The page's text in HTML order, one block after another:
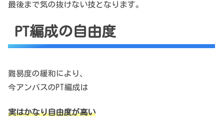
最後まで気の抜けない技となります。
PT編成の自由度
難易度の緩和により、
今アンバスのPT編成は
実はかなり自由度が高い